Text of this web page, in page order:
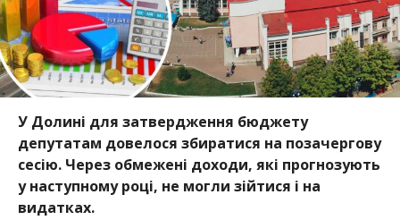
У Долині для затвердження бюджету
депутатам довелося збиратися на позачергову
сесію. Через обмежені доходи, які прогнозують
у наступному році, не могли зійтися і на
видатках.